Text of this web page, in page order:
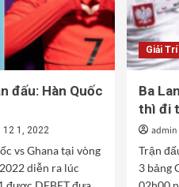
đấu: Hàn Quốc
12 1, 2022
vs Ghana tại vòng
diễn ra lúc
Giải Trí
Ba
thì đi
admin
Trận
3 bảng